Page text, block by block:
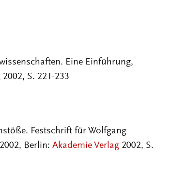
Eine Einführung,
2002, S. 221-233
Festschrift für Wolfgang
Berlin: Akademie Verlag 2002, S.